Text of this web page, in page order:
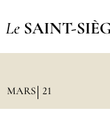
Le SAINT-
MARS 21